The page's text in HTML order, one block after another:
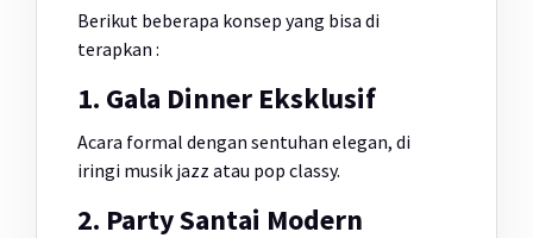
Berikut beberapa konsep yang bisa di
terapkan :
1. Gala Dinner Eksklusif
Acara formal dengan sentuhan elegan, di
iringi musik jazz atau pop classy.
2. Party Santai Modern